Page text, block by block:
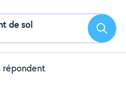
de sol
répondent